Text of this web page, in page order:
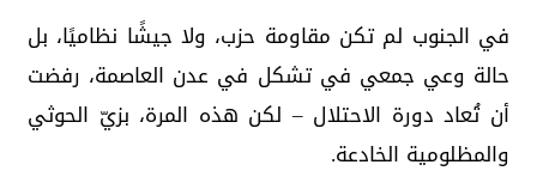
في الجنوب لم تكن مقاومة حزب، ولا جيشًا نظاميًا، بل
حالة وعي جمعي في تشكل في عدن العاصمة، رفضت
أن تُعاد دورة الاحتلال – لكن هذه المرة، بزيّ الحوثي
والمظلومية الخادعة.